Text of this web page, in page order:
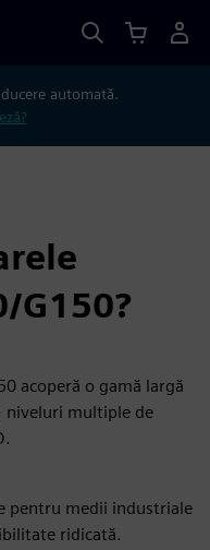
automată.
G150?
acoperă o gamă largă
niveluri multiple de
pentru medii industriale
ridicată.